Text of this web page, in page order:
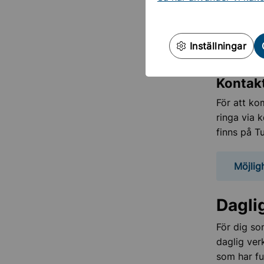
Inställningar
För dig
För att
ringa via
finns på
För dig
daglig
som har